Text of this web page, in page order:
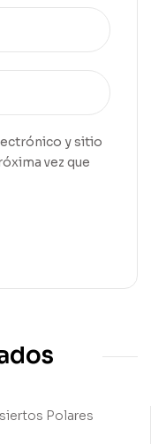
y sitio
vez que